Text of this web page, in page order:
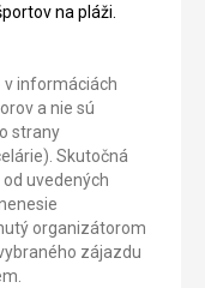
na pláži.
v informáciách
a nie sú
strany
Skutočná
uvedených
organizátorom
zájazdu